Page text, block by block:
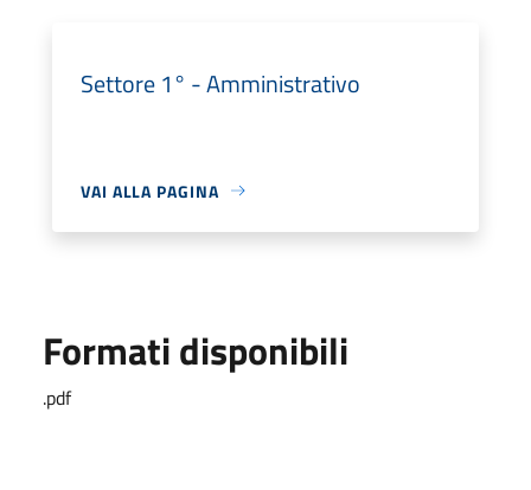
Settore 1° - Amministrativo
VAI ALLA PAGINA
Formati disponibili
.pdf